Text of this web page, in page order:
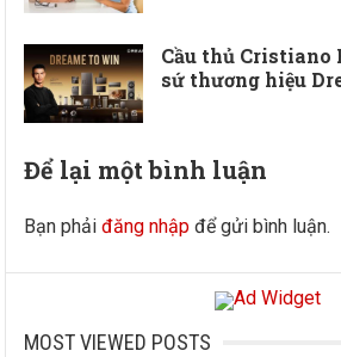
Cầu thủ Cristiano
sứ thương hiệu
Để lại một bình luận
Bạn phảiđăng nhập để gửi bình luận.
MOST VIEWED POSTS